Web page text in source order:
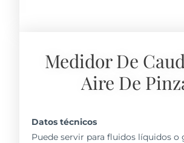
Medidor De
Aire De
Datos técnicos
Puede servir para fluidos líquidos o